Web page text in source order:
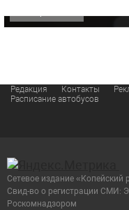
Редакция Контакты
Расписание автобусов
Сетевое издание «Копейский
Cвид-во о регистрации СМИ:
Роскомнадзором